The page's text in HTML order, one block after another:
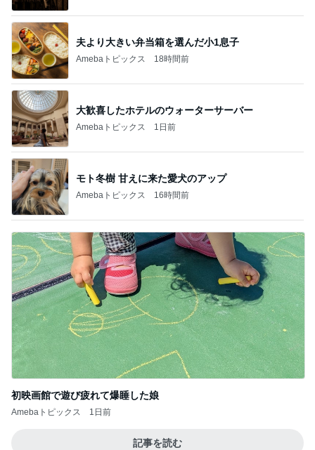
夫より大きい弁当箱を選んだ小1息子
Amebaトピックス 18時間前
大歓喜したホテルのウォーターサーバー
Amebaトピックス 1日前
モト冬樹 甘えに来た愛犬のアップ
Amebaトピックス 16時間前
初映画館で遊び疲れて爆睡した娘
Amebaトピックス 1日前
記事を読む